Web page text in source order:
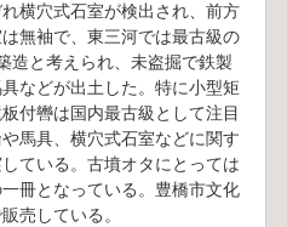
横穴式石室が検出され、前方
無袖で、東三河では最古級の
造と考えられ、未盗掘で鉄製
などが出土した。特に小型矩
付轡は国内最古級として注目
馬具、横穴式石室などに関す
ている。古墳オタにとっては
冊となっている。豊橋市文化
売している。